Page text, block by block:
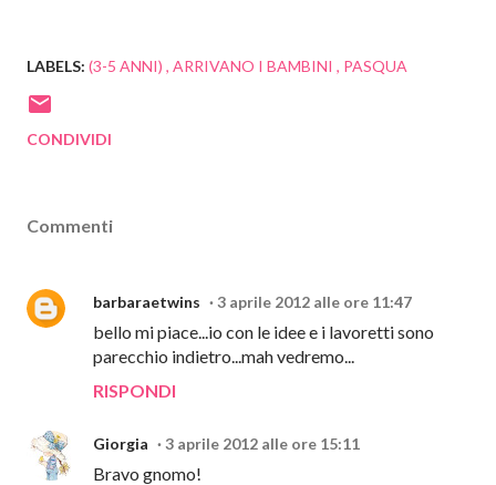
LABELS: (3-5 ANNI) ARRIVANO I BAMBINI PASQUA
CONDIVIDI
Commenti
barbaraetwins 3 aprile 2012 alle ore 11:47
bello mi piace...io con le idee e i lavoretti sono
parecchio indietro...mah vedremo...
RISPONDI
Giorgia 3 aprile 2012 alle ore 15:11
Bravo gnomo!